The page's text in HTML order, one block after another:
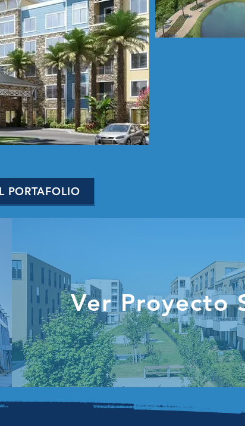
PORTAFOLIO
Ver Proyecto